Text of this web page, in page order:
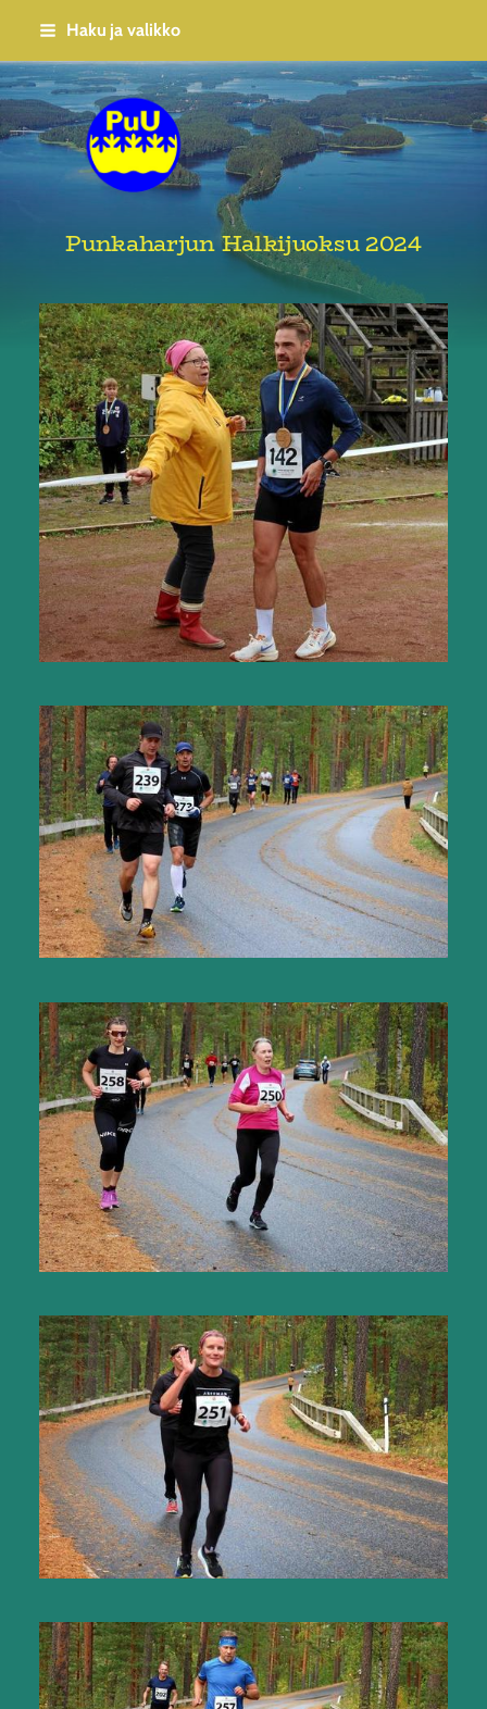
Siirry
sivun
sisältöön
Haku ja valikko
Punkaharjun Urheilijat
Punkaharjun Halkijuoksu 2024